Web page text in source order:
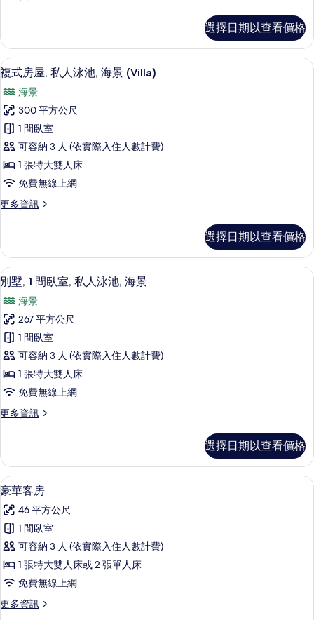
海
景
的
所
有
相
片
房,
可
使
泳
池,
海
景
的
詳
情
選擇日期以查看價格
顯
示
複
式
房
屋,
私
人
泳
海
景
(Villa)
的
所
有
相
片
複式房屋, 私人泳池, 海景 (Villa) | 高
15
複式房屋, 私人泳池, 海景 (Villa)
海景
300 平方公尺
1 間臥室
可容納 3 人 (依實際入住人數計費)
1 張特大雙人床
免費無線上網
更多資訊
更
房
屋,
私
人
泳
池,
海
景
(Villa)
的
詳
情
選擇日期以查看價格
顯
示
別
墅,
間
臥
室,
私
泳
池,
海
景
的
所
有
相
片
高級寢具、迷你吧、客房內保險箱、書
11
別墅, 1 間臥室, 私人泳池, 海景
海景
267 平方公尺
1 間臥室
可容納 3 人 (依實際入住人數計費)
1 張特大雙人床
免費無線上網
更多資訊
更
1
間
臥
私
人
池,
海
景
的
詳
選擇日期以查看價格
顯
示
豪
華
客
房
的
所
高級寢具、迷你吧、客房內保險箱、書
5
豪華客房
46 平方公尺
1 間臥室
可容納 3 人 (依實際入住人數計費)
1 張特大雙人床或 2 張單人床
免費無線上網
更多資訊
更